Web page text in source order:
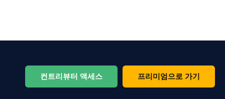
컨트리뷰터 액세스 프리미엄으로 가기